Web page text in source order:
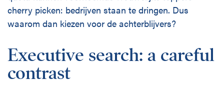
cherry picken: bedrijven staan te dringen. Dus
waarom dan kiezen voor de achterblijvers?
Executive search: a careful
contrast